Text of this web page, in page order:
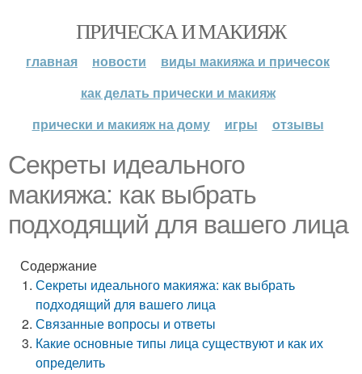
ПРИЧЕСКА И МАКИЯЖ
главная новости
виды макияжа и причесок
как делать прически и макияж
прически и макияж на дому
игры отзывы
Секреты идеального
макияжа: как выбрать
подходящий для вашего лица
Содержание
Секреты идеального макияжа: как выбрать
подходящий для вашего лица
Связанные вопросы и ответы
Какие основные типы лица существуют и как их
определить